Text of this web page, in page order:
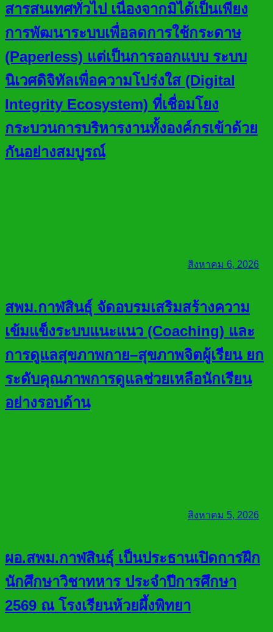
สารสนเทศทั่วไป เนื่องจากมิได้เป็นเพียง
การพัฒนาระบบเพื่อลดการใช้กระดาษ
(Paperless) แต่เป็นการออกแบบ ระบบ
นิเวศดิจิทัลเพื่อความโปร่งใส (Digital
Integrity Ecosystem) ที่เชื่อมโยง
กระบวนการบริหารงานทั้งองค์กรเข้าด้วย
กันอย่างสมบูรณ์
สิงหาคม 6, 2026
สพม.กาฬสินธุ์ จัดอบรมเสริมสร้างความ
เข้มแข็งระบบแนะแนว (Coaching) และ
การดูแลสุขภาพกาย–สุขภาพจิตผู้เรียน ยก
ระดับคุณภาพการดูแลช่วยเหลือนักเรียน
อย่างรอบด้าน
สิงหาคม 5, 2026
ผอ.สพม.กาฬสินธุ์ เป็นประธานเปิดการฝึก
นักศึกษาวิชาทหาร ประจำปีการศึกษา
2569 ณ โรงเรียนห้วยผึ้งพิทยา